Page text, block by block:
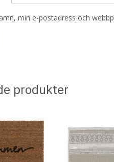
min e-postadress och
produkter